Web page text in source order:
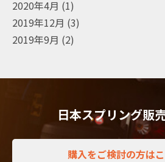
2020年4月 (1)
2019年12月 (3)
2019年9月 (2)
日本スプリング販
購入をご検討の方は